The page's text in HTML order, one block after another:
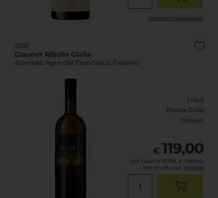
Lebensmittel­angaben
2016
Gravner Ribolla Gialla
Azienda Agricola Francesco Gravner
Friaul
Ribolla Gialla
trocken
€ 119,00
pro Flasche (0.75l), € 158,67/L
inkl. MwSt. zzgl. Versand